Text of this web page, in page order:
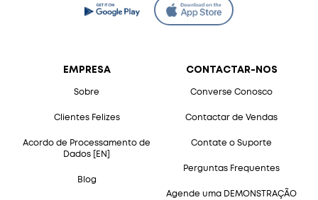
EMPRESA
Sobre
Clientes Felizes
Acordo de Processamento de
Dados [EN]
Blog
CONTACTAR-NOS
Converse Conosco
Contactar de Vendas
Contate o Suporte
Perguntas Frequentes
Agende uma DEMONSTRAÇÃO